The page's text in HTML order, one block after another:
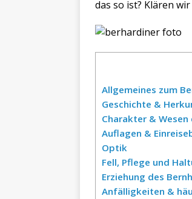
das so ist? Klären
Allgemeines zum
Geschichte &
Charakter &
Auflagen &
Optik
Fell, Pflege und
Erziehung des
Anfälligkeiten &